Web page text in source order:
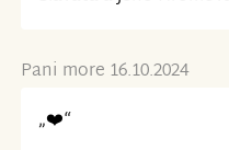
Pani more 16.10.2024
„❤️“